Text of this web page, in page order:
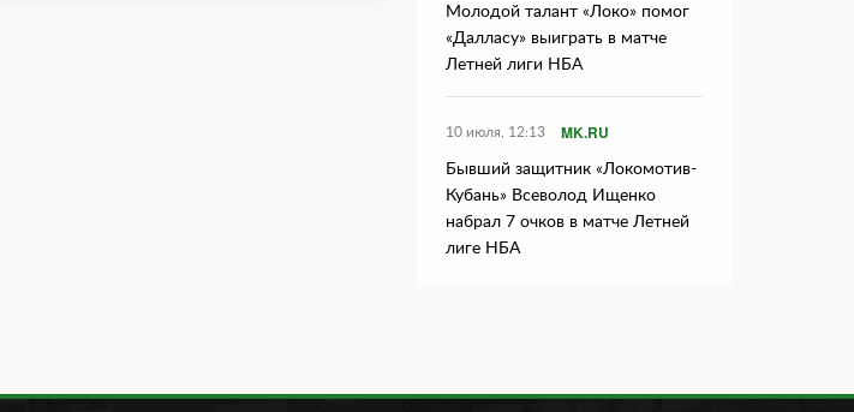
Молодой талант «Локо» помог
«Далласу» выиграть в матче
Летней лиги НБА
10 июля, 12:13 MK.RU
Бывший защитник «Локомотив-
Кубань» Всеволод Ищенко
набрал 7 очков в матче Летней
лиге НБА